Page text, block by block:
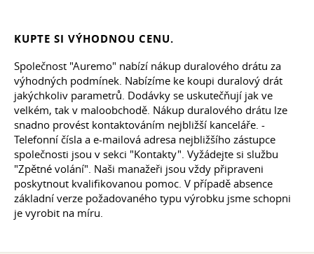
KUPTE SI VÝHODNOU CENU.
Společnost "Auremo" nabízí nákup duralového drátu za
výhodných podmínek. Nabízíme ke koupi duralový drát
jakýchkoliv parametrů. Dodávky se uskutečňují jak ve
velkém, tak v maloobchodě. Nákup duralového drátu lze
snadno provést kontaktováním nejbližší kanceláře. -
Telefonní čísla a e-mailová adresa nejbližšího zástupce
společnosti jsou v sekci "Kontakty". Vyžádejte si službu
"Zpětné volání". Naši manažeři jsou vždy připraveni
poskytnout kvalifikovanou pomoc. V případě absence
základní verze požadovaného typu výrobku jsme schopni
je vyrobit na míru.